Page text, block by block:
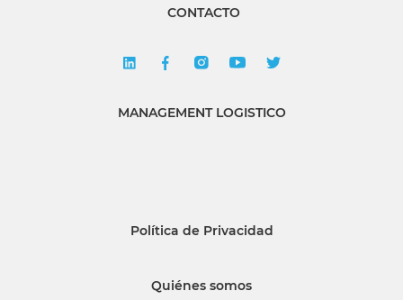
CONTACTO
MANAGEMENT LOGISTICO
Política de Privacidad
Quiénes somos